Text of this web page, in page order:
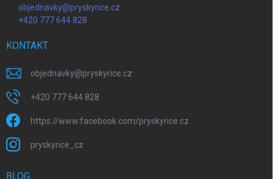
objednavky@pryskyrice.cz
+420 777 644 828
KONTAKT
objednavky@pryskyrice.cz
+420 777 644 828
https://www.facebook.com/pryskyrice.cz
pryskyrice_cz
BLOG